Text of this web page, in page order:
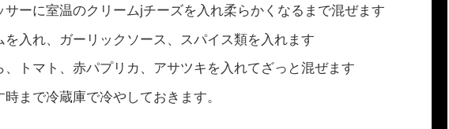
サーに室温のクリームjチーズを入れ柔らかくなるまで混ぜます
を入れ、ガーリックソース、スパイス類を入れます
、トマト、赤パプリカ、アサツキを入れてざっと混ぜます
まで冷蔵庫で冷やしておきます。